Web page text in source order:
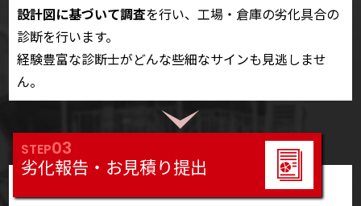
設計図に基づいて調査を行い、工場・倉庫の劣化具合の
診断を行います。
経験豊富な診断士がどんな些細なサインも見逃しませ
ん。
STEP03
劣化報告・お見積り提出